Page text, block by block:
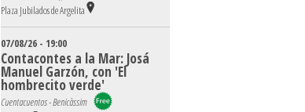
Plaza Jubilados de Argelita
07/08/26 - 19:00
Contacontes a la Mar: Josá
Manuel Garzón, con 'El
hombrecito verde'
Cuentacuentos - Benicàssim